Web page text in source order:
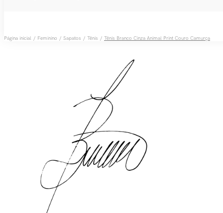
Feminino Sapatos Tênis Tênis Branco Cinza Animal Print Couro Camurça